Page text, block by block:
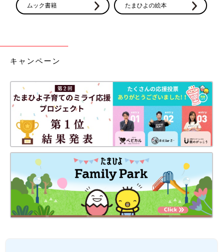
ムック書籍 たまひよの絵本
キャンペーン